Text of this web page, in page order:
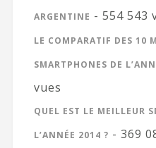
ARGENTINE - 554 543
LE COMPARATIF DES 10
SMARTPHONES DE
vues
QUEL EST LE MEILLEUR
L’ANNÉE 2014 ? - 369